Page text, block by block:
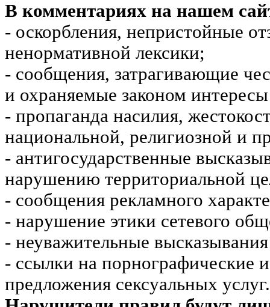
В комментариях на нашем
- оскорбления, непристойные
ненормативной лексики;
- сообщения, затрагивающие
и охраняемые законом
- пропаганда насилия,
национальной, религиозной и
- антигосударственные
нарушению территориальной
- сообщения рекламного
- нарушение этики сетевого
- неуважительные
- ссылки на порнографические
предложения сексуальных услуг.